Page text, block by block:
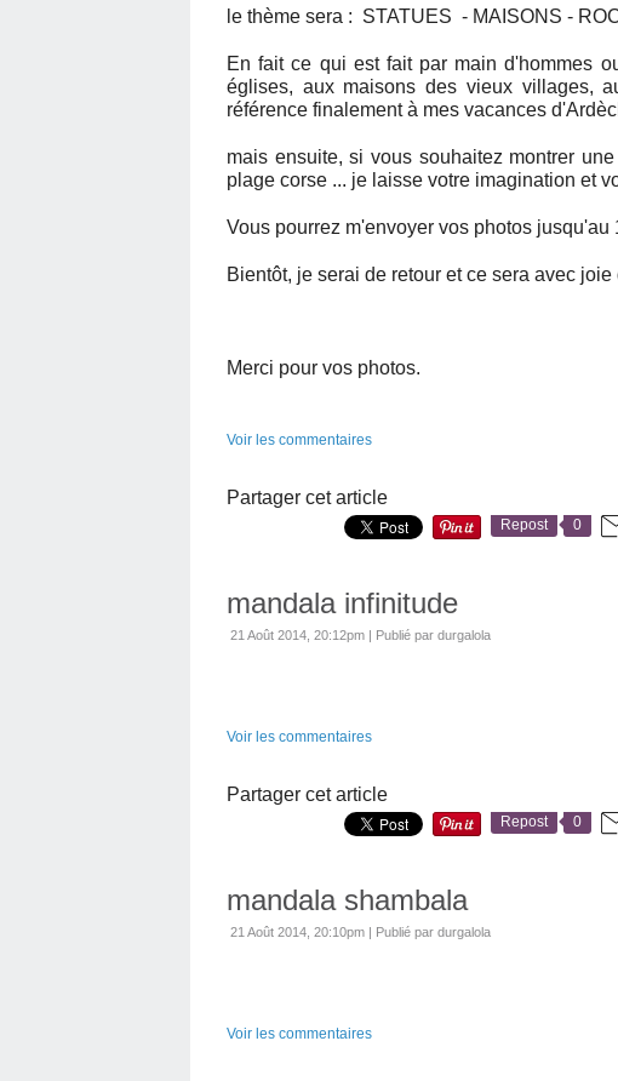
le thème sera : STATUES - MAISONS -
En fait ce qui est fait par main d'hommes
églises, aux maisons des vieux villages,
référence finalement à mes vacances
mais ensuite, si vous souhaitez montrer
plage corse ... je laisse votre imagination et
Vous pourrez m'envoyer vos photos
Bientôt, je serai de retour et ce sera avec
Merci pour vos photos.
Voir les commentaires
Partager cet article
Repost 0
mandala infinitude
21 Août 2014, 20:12pm | Publié par durgalola
Voir les commentaires
Partager cet article
Repost 0
mandala shambala
21 Août 2014, 20:10pm | Publié par durgalola
Voir les commentaires